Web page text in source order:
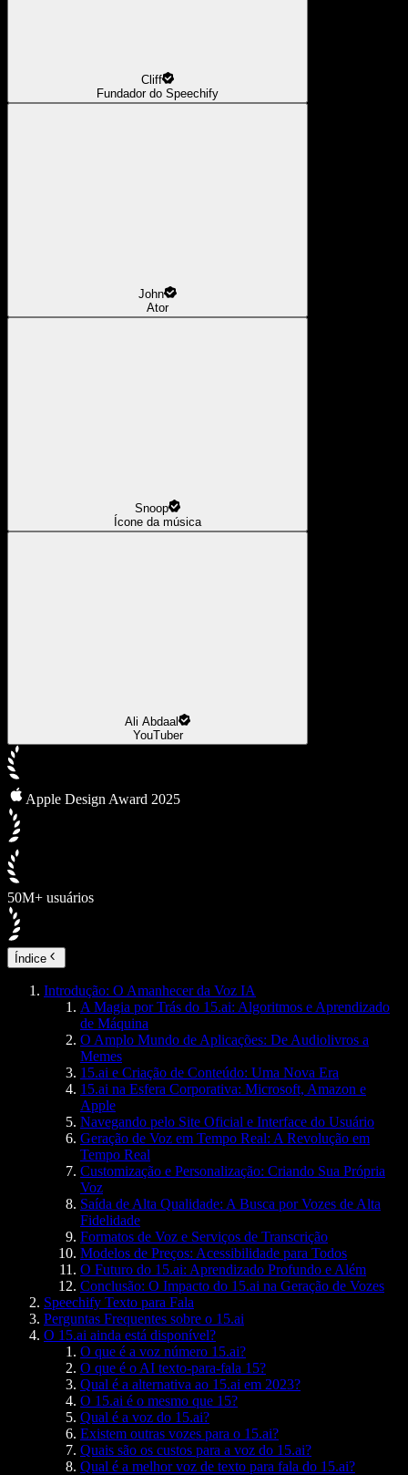
Cliff
Fundador do Speechify
John
Ator
Snoop
Ícone da música
Ali Abdaal
YouTuber
Apple Design Award 2025
50M+ usuários
Índice
Introdução: O Amanhecer da Voz IA
A Magia por Trás do 15.ai: Algoritmos e Aprendizado
de Máquina
O Amplo Mundo de Aplicações: De Audiolivros a
Memes
15.ai e Criação de Conteúdo: Uma Nova Era
15.ai na Esfera Corporativa: Microsoft, Amazon e
Apple
Navegando pelo Site Oficial e Interface do Usuário
Geração de Voz em Tempo Real: A Revolução em
Tempo Real
Customização e Personalização: Criando Sua Própria
Voz
Saída de Alta Qualidade: A Busca por Vozes de Alta
Fidelidade
Formatos de Voz e Serviços de Transcrição
Modelos de Preços: Acessibilidade para Todos
O Futuro do 15.ai: Aprendizado Profundo e Além
Conclusão: O Impacto do 15.ai na Geração de Vozes
Speechify Texto para Fala
Perguntas Frequentes sobre o 15.ai
O 15.ai ainda está disponível?
O que é a voz número 15.ai?
O que é o AI texto-para-fala 15?
Qual é a alternativa ao 15.ai em 2023?
O 15.ai é o mesmo que 15?
Qual é a voz do 15.ai?
Existem outras vozes para o 15.ai?
Quais são os custos para a voz do 15.ai?
Qual é a melhor voz de texto para fala do 15.ai?